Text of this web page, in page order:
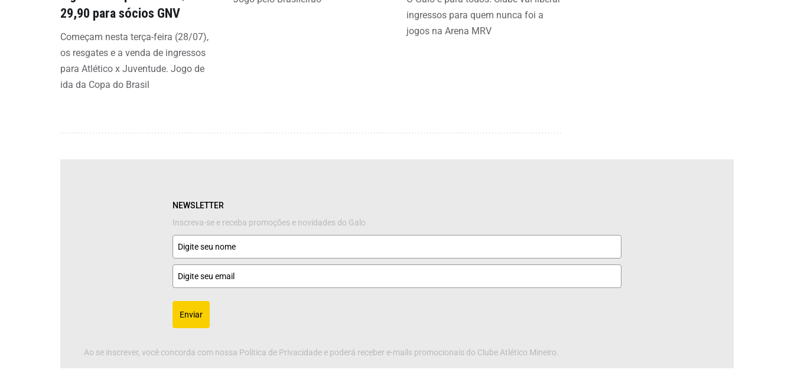
29,90 para sócios GNV
Começam nesta terça-feira (28/07),
os resgates e a venda de ingressos
para Atlético x Juventude. Jogo de
ida da Copa do Brasil
ingressos para quem nunca foi a
jogos na Arena MRV
NEWSLETTER
Inscreva-se e receba promoções e novidades do Galo
Enviar
Ao se inscrever, você concorda com nossa Política de Privacidade e poderá receber e-mails promocionais do Clube Atlético Mineiro.